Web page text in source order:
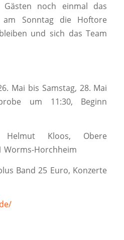
noch einmal das
Sonntag die Hoftore
und sich das Team
Mai bis Samstag, 28. Mai
um 11:30, Beginn
Helmut Kloos, Obere
Worms-Horchheim
Band 25 Euro, Konzerte